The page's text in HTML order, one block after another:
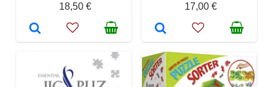
18,50 €
17,00 €